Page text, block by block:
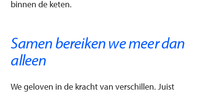
binnen de keten.
Samen bereiken we meer dan
alleen
We geloven in de kracht van verschillen. Juist